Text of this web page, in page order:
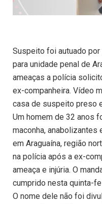
Suspeito foi autuado
para unidade penal de
ameaças a polícia
ex-companheira. Vídeo
casa de suspeito preso
Um homem de 32 anos
maconha, anabolizantes
em Araguaína, região
na polícia após a ex-
ameaça e injúria. O
cumprido nesta quinta-
O nome dele não foi